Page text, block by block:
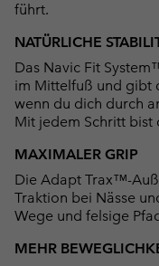
führt.
NATÜRLICHE
Das Navic Fit
im Mittelfuß und gibt
wenn du dich durch
Mit jedem Schritt bist
MAXIMALER GRIP
Die Adapt Trax™-
Traktion bei Nässe
Wege und felsige
MEHR